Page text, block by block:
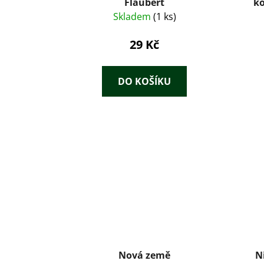
Skladem (1 ks)
29 Kč
DO KOŠÍKU
Nová země